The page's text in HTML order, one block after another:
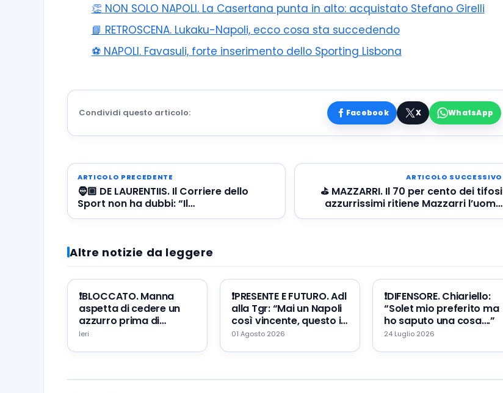
👏 NON SOLO NAPOLI. La Casertana punta in alto: acquistato Stefano Girelli
📘 RETROSCENA. Lukaku-Napoli, ecco cosa sta succedendo
⚽️ NAPOLI. Favasuli, forte inserimento dello Sporting Lisbona
Condividi questo articolo: Facebook X WhatsApp
ARTICOLO PRECEDENTE
🧔🏼 DE LAURENTIIS. Il Corriere dello
Sport non ha dubbi: “Il
commissariamento è finito”
ARTICOLO SUCCESSIVO
⛳ MAZZARRI. Il 70 per cento dei tifosi
azzurrissimi ritiene Mazzarri l’uomo
giusto per rilanciare il Napoli
Altre notizie da leggere
❗️BLOCCATO. Manna
aspetta di cedere un
azzurro prima di
portare Zeballos al
Ieri
❗️PRESENTE E FUTURO. Adl
alla Tgr: “Mai un Napoli
così vincente, questo il
mio errore ed il mio
01 Agosto 2026
❗️DIFENSORE. Chiariello:
“Solet mio preferito ma
ho saputo una cosa….”
24 Luglio 2026